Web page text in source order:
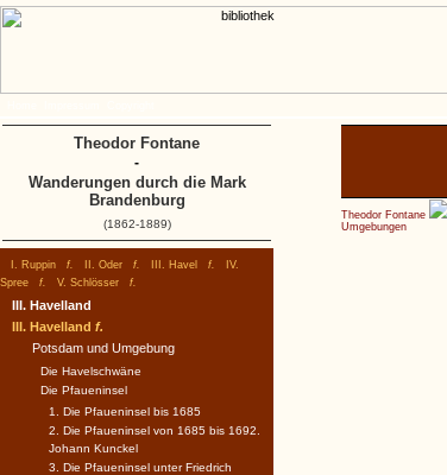
Theodor Fontane
Umgebungen
I. Ruppin f. II. Oder f. III. Havel f.
IV.
Spree
f. V. Schlösser f.
III. Havelland
III. Havelland f.
Potsdam und Umgebung
Die Havelschwäne
Die Pfaueninsel
1. Die Pfaueninsel bis 1685
2. Die Pfaueninsel von 1685 bis 1692.
Johann Kunckel
3. Die Pfaueninsel unter Friedrich
Theodor Fontane
-
Wanderungen durch die Mark
Brandenburg
(1862-1889)